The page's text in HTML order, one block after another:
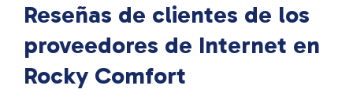
Reseñas de clientes de los
proveedores de Internet en
Rocky Comfort